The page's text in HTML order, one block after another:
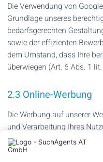
Die Verwendung von
Grundlage unseres
bedarfsgerechten
sowie der effizienten
dem Umstand, dass Ihre
überwiegen (Art. 6 Abs. 1 lit.
2.3 Online-Werbung
Die Werbung auf unserer
und Verarbeitung Ihres
prognostizierte Interessen
dazu Cookies verwendet,